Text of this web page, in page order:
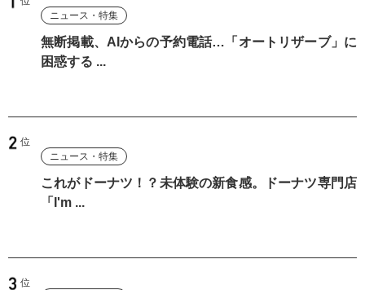
ニュース・特集
無断掲載、AIからの予約電話…「オートリザーブ」に
困惑する ...
ニュース・特集
これがドーナツ！？未体験の新食感。ドーナツ専門店
「I'm ...